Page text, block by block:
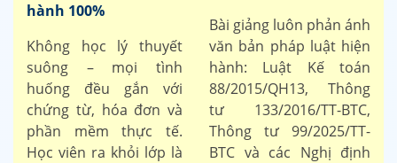
hành 100%
Không học lý thuyết
suông – mọi tình
huống đều gắn với
chứng từ, hóa đơn và
phần mềm thực tế.
Học viên ra khỏi lớp là
Bài giảng luôn phản ánh
văn bản pháp luật hiện
hành: Luật Kế toán
88/2015/QH13, Thông
tư 133/2016/TT-BTC,
Thông tư 99/2025/TT-
BTC và các Nghị định